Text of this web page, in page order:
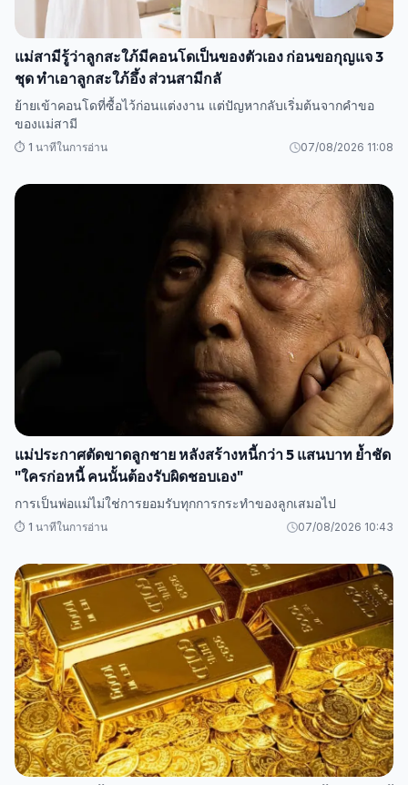
แม่สามีรู้ว่าลูกสะใภ้มีคอนโดเป็นของตัวเอง ก่อนขอกุญแจ 3
ชุด ทำเอาลูกสะใภ้อึ้ง ส่วนสามีกลั
ย้ายเข้าคอนโดที่ซื้อไว้ก่อนแต่งงาน แต่ปัญหากลับเริ่มต้นจากคำขอ
ของแม่สามี
⏱️ 1 นาทีในการอ่าน 07/08/2026 11:08
แม่ประกาศตัดขาดลูกชาย หลังสร้างหนี้กว่า 5 แสนบาท ย้ำชัด
"ใครก่อหนี้ คนนั้นต้องรับผิดชอบเอง"
การเป็นพ่อแม่ไม่ใช่การยอมรับทุกการกระทำของลูกเสมอไป
⏱️ 1 นาทีในการอ่าน 07/08/2026 10:43